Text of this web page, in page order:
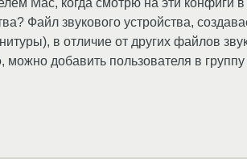
Файл звукового устройства,
в отличие от других файлов
добавить пользователя в